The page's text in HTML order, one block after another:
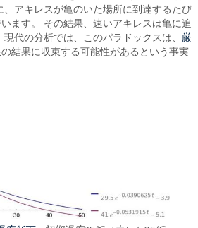
、アキレスが亀のいた場所に到達するたび
ます。 その結果、速いアキレスは亀に追
代の分析では、このパラドックスは、 厳
結果に収束する可能性があるという事実